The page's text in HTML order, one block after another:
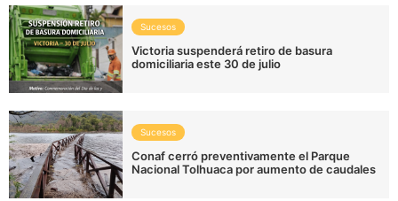
Sucesos
Victoria suspenderá retiro de basura
domiciliaria este 30 de julio
Sucesos
Conaf cerró preventivamente el Parque
Nacional Tolhuaca por aumento de caudales